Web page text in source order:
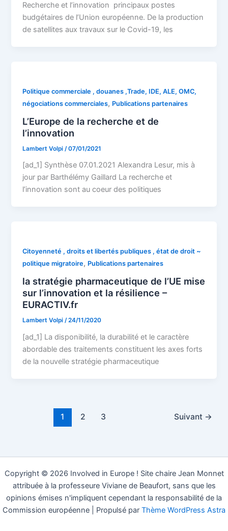
Recherche et l’innovation principaux postes
budgétaires de l’Union européenne. De la production
de satellites aux travaux sur le Covid-19, les
Politique commerciale , douanes ,Trade, IDE, ALE, OMC,
négociations commerciales, Publications partenaires
L’Europe de la recherche et de
l’innovation
Lambert Volpi /07/01/2021
[ad_1] Synthèse 07.01.2021 Alexandra Lesur, mis à
jour par Barthélémy Gaillard La recherche et
l’innovation sont au coeur des politiques
Citoyenneté , droits et libertés publiques , état de droit ~
politique migratoire, Publications partenaires
la stratégie pharmaceutique de l’UE mise
sur l’innovation et la résilience –
EURACTIV.fr
Lambert Volpi/24/11/2020
[ad_1] La disponibilité, la durabilité et le caractère
abordable des traitements constituent les axes forts
de la nouvelle stratégie pharmaceutique
1 2 3 Suivant →
Copyright © 2026 Involved in Europe ! Site chaire Jean Monnet
attribuée à la professeure Viviane de Beaufort, sans que les
opinions émises n'impliquent cependant la responsabilité de la
Commission européenne | Propulsé par Thème WordPress Astra